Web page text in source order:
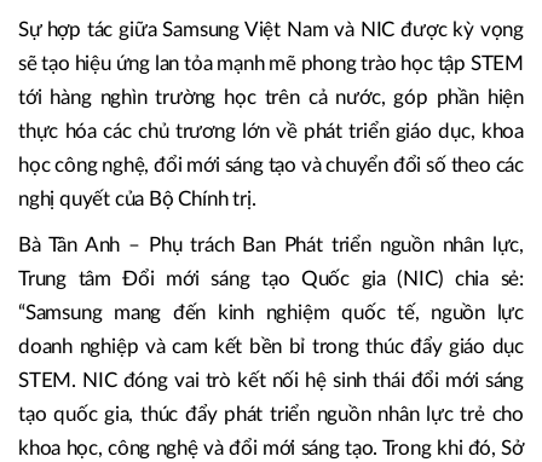
Sự hợp tác giữa Samsung Việt Nam và NIC được kỳ vọng
sẽ tạo hiệu ứng lan tỏa mạnh mẽ phong trào học tập STEM
tới hàng nghìn trường học trên cả nước, góp phần hiện
thực hóa các chủ trương lớn về phát triển giáo dục, khoa
học công nghệ, đổi mới sáng tạo và chuyển đổi số theo các
nghị quyết của Bộ Chính trị.
Bà Tân Anh – Phụ trách Ban Phát triển nguồn nhân lực,
Trung tâm Đổi mới sáng tạo Quốc gia (NIC) chia sẻ:
“Samsung mang đến kinh nghiệm quốc tế, nguồn lực
doanh nghiệp và cam kết bền bỉ trong thúc đẩy giáo dục
STEM. NIC đóng vai trò kết nối hệ sinh thái đổi mới sáng
tạo quốc gia, thúc đẩy phát triển nguồn nhân lực trẻ cho
khoa học, công nghệ và đổi mới sáng tạo. Trong khi đó, Sở